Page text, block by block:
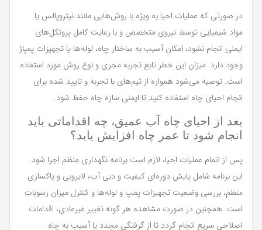
در صورتی که عملیات احیا به ویژه با روش‌هایی مانند نیتروپالس یا
مواد شیمیایی توسط نیروی متخصص و با رعایت کامل پروتکل‌های
ایمنی انجام نشود، امکان آسیب به ساختار چاه، لوله‌ها یا تجهیزات پمپاژ
وجود دارد. میزان این خطر تابع تجربه مجری و نوع روش مورد استفاده
است. توصیه می‌شود همواره از تیم‌های با تجربه و تایید شده برای
انجام احیای چاه استفاده کنید تا ایمنی سازه چاه حفظ شود.
بعد از احیای چاه آب عمیق، چه اقداماتی باید
انجام شود تا عمر چاه افزایش یابد؟
پس از اتمام عملیات احیا، لازم است برنامه نگهداری منظم اجرا شود.
این برنامه شامل پایش دوره‌ای کیفیت و دبی آب، لایروبی و پاکسازی
منظم، بررسی وضعیت تجهیزات پمپ و لوله‌ها و کنترل میزان رسوبات
است. همچنین در صورت مشاهده هر گونه تغییر غیرعادی، اقدامات
اصلاحی سریع انجام گردد تا از گرفتگی مجدد یا آسیب به چاه